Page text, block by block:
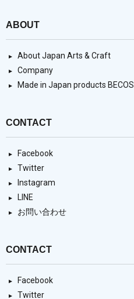
ABOUT
About Japan Arts & Craft
Company
Made in Japan products BECOS
CONTACT
Facebook
Twitter
Instagram
LINE
お問い合わせ
CONTACT
Facebook
Twitter